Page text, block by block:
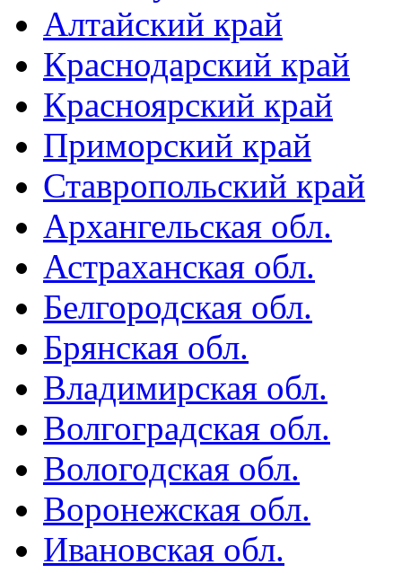
Алтайский край
Краснодарский край
Красноярский край
Приморский край
Ставропольский край
Архангельская обл.
Астраханская обл.
Белгородская обл.
Брянская обл.
Владимирская обл.
Волгоградская обл.
Вологодская обл.
Воронежская обл.
Ивановская обл.